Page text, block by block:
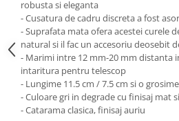
robusta si eleganta
- Cusatura de cadru discreta a fost
- Suprafata mata ofera acestei curele
natural si il fac un accesoriu deosebit
- Marimi intre 12 mm-20 mm distanta
intaritura pentru telescop
- Lungime 11.5 cm / 7.5 cm si o
- Culoare gri in degrade cu finisaj mat
- Catarama clasica, finisaj auriu